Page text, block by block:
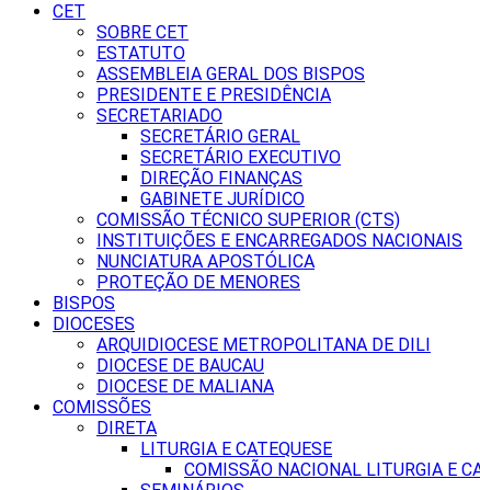
CET
SOBRE CET
ESTATUTO
ASSEMBLEIA GERAL DOS BISPOS
PRESIDENTE E PRESIDÊNCIA
SECRETARIADO
SECRETÁRIO GERAL
SECRETÁRIO EXECUTIVO
DIREÇÃO FINANÇAS
GABINETE JURÍDICO
COMISSÃO TÉCNICO SUPERIOR (CTS)
INSTITUIÇÕES E ENCARREGADOS NACIONAIS
NUNCIATURA APOSTÓLICA
PROTEÇÃO DE MENORES
BISPOS
DIOCESES
ARQUIDIOCESE METROPOLITANA DE DILI
DIOCESE DE BAUCAU
DIOCESE DE MALIANA
COMISSÕES
DIRETA
LITURGIA E CATEQUESE
COMISSÃO NACIONAL LITURGIA E